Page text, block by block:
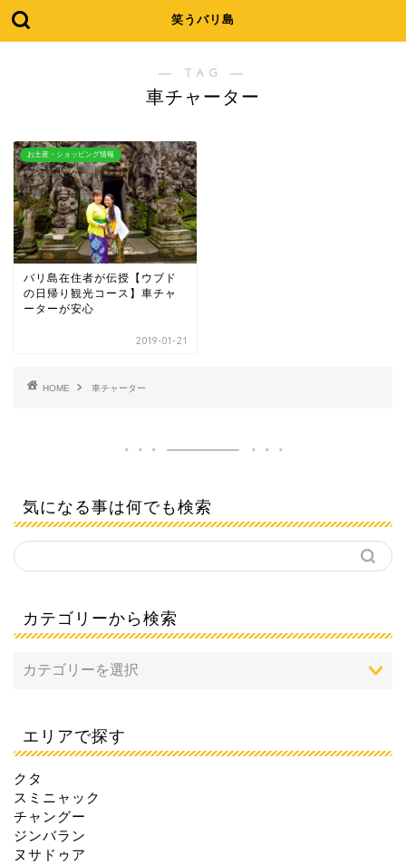
笑うバリ島
― TAG ―
車チャーター
お土産・ショッピング情報
バリ島在住者が伝授【ウブド
の日帰り観光コース】車チャ
ーターが安心
2019-01-21
HOME 車チャーター
気になる事は何でも検索
カテゴリーから検索
エリアで探す
クタ
スミニャック
チャングー
ジンバラン
ヌサドゥア